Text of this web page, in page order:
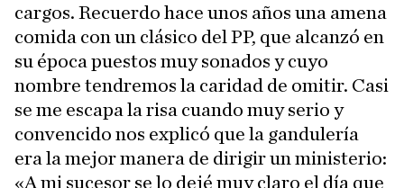
cargos. Recuerdo hace unos años una amena
comida con un clásico del PP, que alcanzó en
su época puestos muy sonados y cuyo
nombre tendremos la caridad de omitir. Casi
se me escapa la risa cuando muy serio y
convencido nos explicó que la gandulería
era la mejor manera de dirigir un ministerio:
«A mi sucesor se lo dejé muy claro el día que